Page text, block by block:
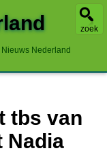
zoek
Nieuws Nederland
tbs van
Nadia